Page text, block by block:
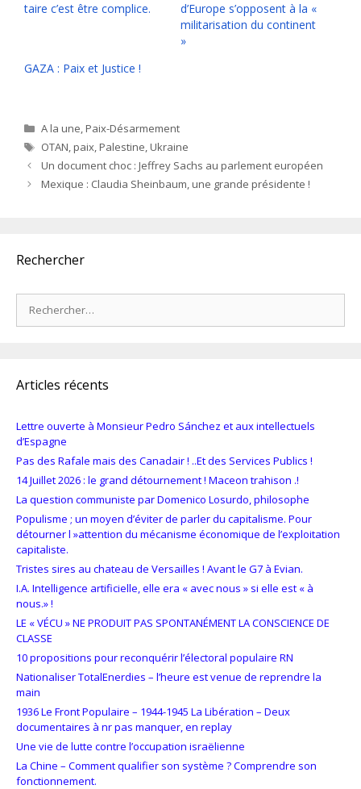
taire c’est être complice.
d’Europe s’opposent à la «
militarisation du continent
»
GAZA : Paix et Justice !
Catégories
A la une,Paix-Désarmement
Étiquettes
OTAN,paix,Palestine,Ukraine
Un document choc : Jeffrey Sachs au parlement européen
Mexique : Claudia Sheinbaum, une grande présidente !
Rechercher
Articles récents
Lettre ouverte à Monsieur Pedro Sánchez et aux intellectuels
d’Espagne
Pas des Rafale mais des Canadair ! ..Et des Services Publics !
14 Juillet 2026 : le grand détournement ! Maceon trahison .!
La question communiste par Domenico Losurdo, philosophe
Populisme ; un moyen d’éviter de parler du capitalisme. Pour
détourner l »attention du mécanisme économique de l’exploitation
capitaliste.
Tristes sires au chateau de Versailles ! Avant le G7 à Evian.
I.A. Intelligence artificielle, elle era « avec nous » si elle est « à
nous.» !
LE « VÉCU » NE PRODUIT PAS SPONTANÉMENT LA CONSCIENCE DE
CLASSE
10 propositions pour reconquérir l’électoral populaire RN
Nationaliser TotalEnerdies – l’heure est venue de reprendre la
main
1936 Le Front Populaire – 1944-1945 La Libération – Deux
documentaires à nr pas manquer, en replay
Une vie de lutte contre l’occupation israëlienne
La Chine – Comment qualifier son système ? Comprendre son
fonctionnement.